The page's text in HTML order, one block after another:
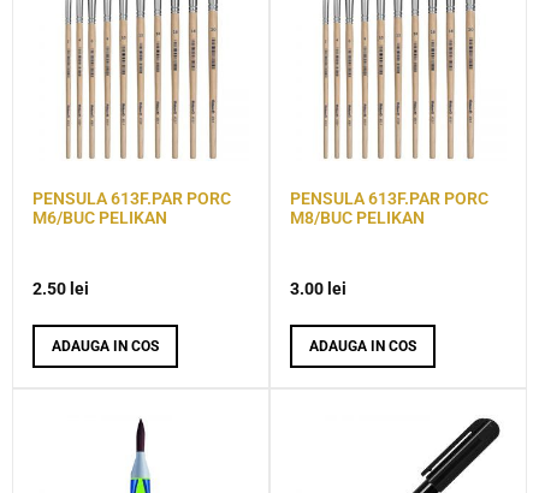
PENSULA 613F.PAR PORC
M6/BUC PELIKAN
2.50 lei
ADAUGA IN COS
PENSULA 613F.PAR PORC
M8/BUC PELIKAN
3.00 lei
ADAUGA IN COS